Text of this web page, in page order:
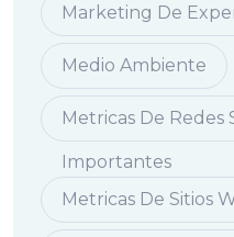
Marketing De
Medio Ambiente
Metricas De Redes
Importantes
Metricas De Sitios